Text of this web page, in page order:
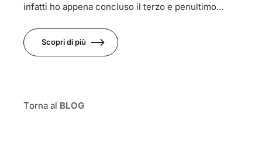
infatti ho appena concluso il terzo e penultimo...
Scopri di più
Torna al BLOG